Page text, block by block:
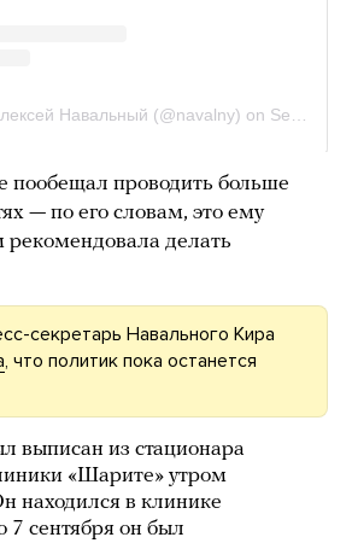
пообещал проводить больше
— по его словам, это ему
рекомендовала делать
секретарь Навального Кира
, что политик пока останется
выписан из стационара
«Шарите» утром
находился в клинике
7 сентября он был